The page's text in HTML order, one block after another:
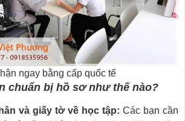
ngay bằng cấp quốc tế
chuẩn bị hồ sơ như thế nào?
và giấy tờ về học tập: Các bạn cần